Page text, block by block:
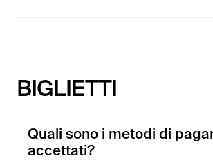
BIGLIETTI
Quali sono i metodi di
accettati?